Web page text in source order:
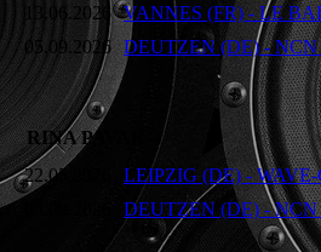
13.06.2026 VANNES (FR) - LE
05.09.2026
DEUTZEN (DE) -
RINA PAVAR
22.05.2026
LEIPZIG (DE) -
DEUTZEN (DE) -